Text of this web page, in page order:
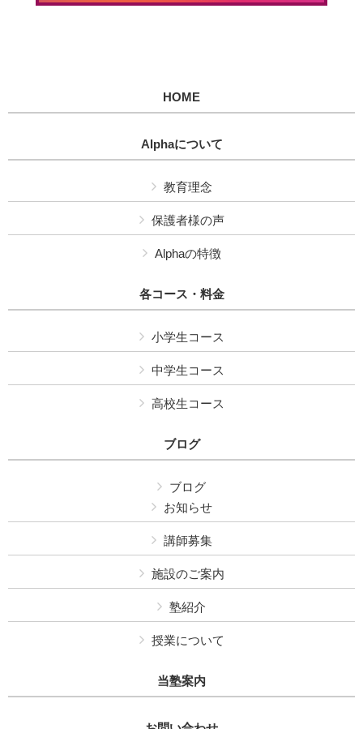
HOME
Alphaについて
教育理念
保護者様の声
Alphaの特徴
各コース・料金
小学生コース
中学生コース
高校生コース
ブログ
ブログ
お知らせ
講師募集
施設のご案内
塾紹介
授業について
当塾案内